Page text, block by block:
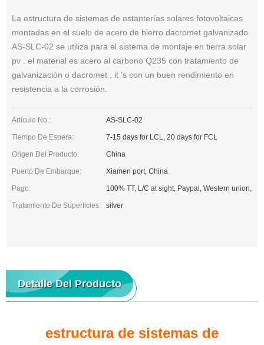
La estructura de sistemas de estanterías solares fotovoltaicas
montadas en el suelo de acero de hierro dacromet galvanizado
AS-SLC-02 se utiliza para el sistema de montaje en tierra solar
pv . el material es acero al carbono Q235 con tratamiento de
galvanización o dacromet , it 's con un buen rendimiento en
resistencia a la corrosión.
Artículo No.: AS-SLC-02
Tiempo De Espera: 7-15 days for LCL, 20 days for FCL
Origen Del Producto: China
Puerto De Embarque: Xiamen port, China
Pago: 100% TT, L/C at sight, Paypal, Western union,
Tratamiento De Superficies: silver
Detalle Del Producto
estructura de sistemas de